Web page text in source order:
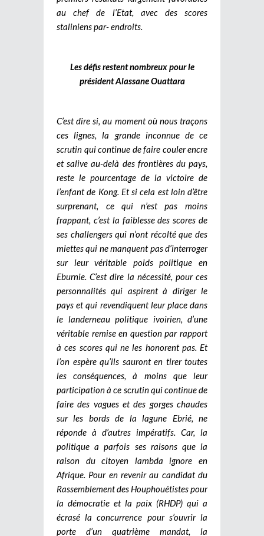
au chef de l’Etat, avec des scores
staliniens par- endroits.
Les défis restent nombreux pour le
président Alassane Ouattara
C’est dire si, au moment où nous traçons
ces lignes, la grande inconnue de ce
scrutin qui continue de faire couler encre
et salive au-delà des frontières du pays,
reste le pourcentage de la victoire de
l’enfant de Kong. Et si cela est loin d’être
surprenant, ce qui n’est pas moins
frappant, c’est la faiblesse des scores de
ses challengers qui n’ont récolté que des
miettes qui ne manquent pas d’interroger
sur leur véritable poids politique en
Eburnie. C’est dire la nécessité, pour ces
personnalités qui aspirent à diriger le
pays et qui revendiquent leur place dans
le landerneau politique ivoirien, d’une
véritable remise en question par rapport
à ces scores qui ne les honorent pas. Et
l’on espère qu’ils sauront en tirer toutes
les conséquences, à moins que leur
participation à ce scrutin qui continue de
faire des vagues et des gorges chaudes
sur les bords de la lagune Ebrié, ne
réponde à d’autres impératifs. Car, la
politique a parfois ses raisons que la
raison du citoyen lambda ignore en
Afrique. Pour en revenir au candidat du
Rassemblement des Houphouétistes pour
la démocratie et la paix (RHDP) qui a
écrasé la concurrence pour s’ouvrir la
porte d’un quatrième mandat, la